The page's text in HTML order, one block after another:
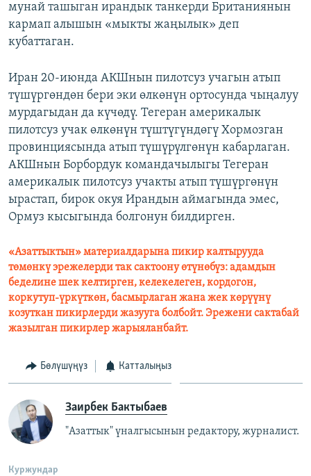
мунай ташыган ирандык танкерди Британиянын
кармап алышын «мыкты жаңылык» деп
кубаттаган.
Иран 20-июнда АКШнын пилотсуз учагын атып
түшүргөндөн бери эки өлкөнүн ортосунда чыңалуу
мурдагыдан да күчөдү. Тегеран америкалык
пилотсуз учак өлкөнүн түштүгүндөгү Хормозган
провинциясында атып түшүрүлгөнүн кабарлаган.
АКШнын Борбордук командачылыгы Тегеран
америкалык пилотсуз учакты атып түшүргөнүн
ырастап, бирок окуя Ирандын аймагында эмес,
Ормуз кысыгында болгонун билдирген.
«Азаттыктын» материалдарына пикир калтырууда
төмөнкү эрежелерди так сактоону өтүнөбүз: адамдын
беделине шек келтирген, келекелеген, кордогон,
коркутуп-үркүткөн, басмырлаган жана жек көрүүнү
козуткан пикирлерди жазууга болбойт. Эрежени сактабай
жазылган пикирлер жарыяланбайт.
Бөлүшүңүз Катталыңыз
Заирбек Бактыбаев
"Азаттык" үналгысынын редактору, журналист.
Куржундар